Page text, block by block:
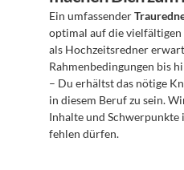
Ein umfassender
optimal auf die vielfältigen
als Hochzeitsredner
Rahmenbedingungen bis
– Du erhältst das nötige
in diesem Beruf zu sein.
Inhalte und
fehlen dürfen.